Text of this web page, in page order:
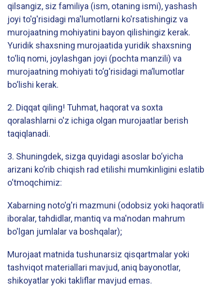
qilsangiz, siz familiya (ism, otaning ismi), yashash
joyi to'g'risidagi ma'lumotlarni ko'rsatishingiz va
murojaatning mohiyatini bayon qilishingiz kerak.
Yuridik shaxsning murojaatida yuridik shaxsning
to‘liq nomi, joylashgan joyi (pochta manzili) va
murojaatning mohiyati to‘g‘risidagi ma’lumotlar
bo‘lishi kerak.
2. Diqqat qiling! Tuhmat, haqorat va soxta
qoralashlarni o'z ichiga olgan murojaatlar berish
taqiqlanadi.
3. Shuningdek, sizga quyidagi asoslar bo‘yicha
arizani ko‘rib chiqish rad etilishi mumkinligini eslatib
o‘tmoqchimiz:
Xabarning noto'g'ri mazmuni (odobsiz yoki haqoratli
iboralar, tahdidlar, mantiq va ma'nodan mahrum
bo'lgan jumlalar va boshqalar);
Murojaat matnida tushunarsiz qisqartmalar yoki
tashviqot materiallari mavjud, aniq bayonotlar,
shikoyatlar yoki takliflar mavjud emas.